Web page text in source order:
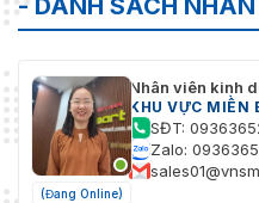
- DANH SÁCH
(Đang Online)
Nhân viên kinh
KHU VỰC MIỀN
SĐT:
Zalo: